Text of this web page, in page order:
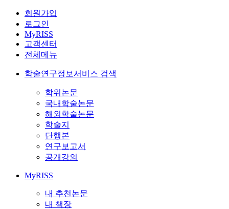
회원가입
로그인
MyRISS
고객센터
전체메뉴
학술연구정보서비스 검색
학위논문
국내학술논문
해외학술논문
학술지
단행본
연구보고서
공개강의
MyRISS
내 추천논문
내 책장